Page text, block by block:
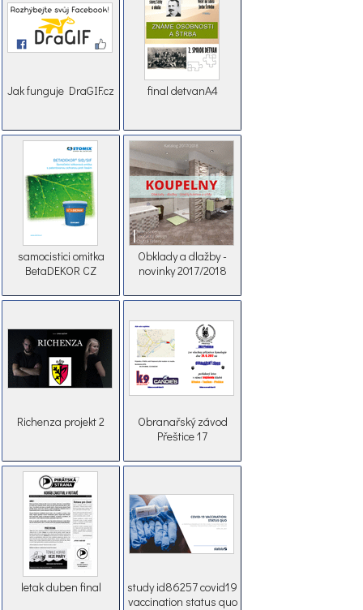
Jak funguje DraGIF.cz final detvanA4
samocistici omitka
BetaDEKOR CZ
Obklady a dlažby -
novinky 2017/2018
Richenza projekt 2
Obranařský závod
Přeštice 17
letak duben final
study id86257 covid19
vaccination status quo